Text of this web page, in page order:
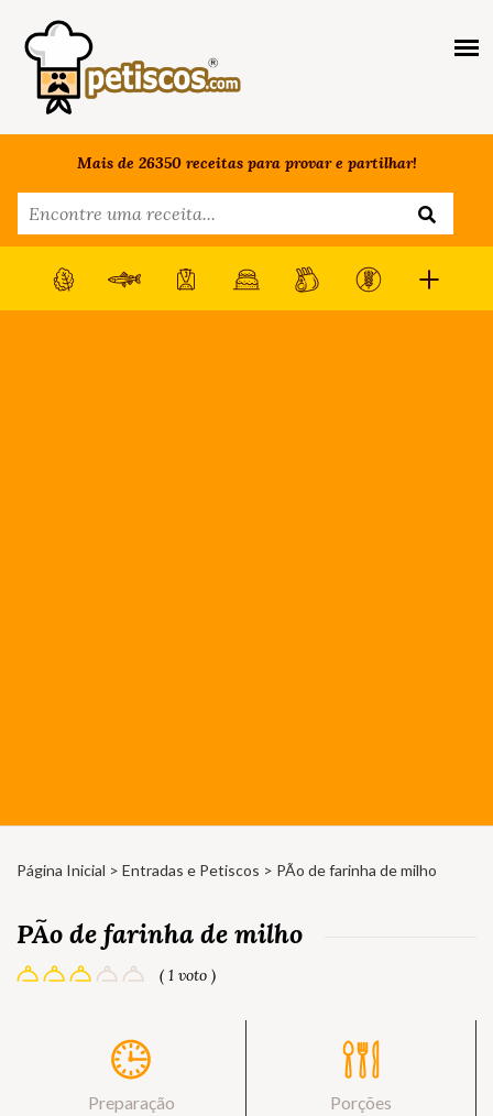
Mais de 26350 receitas para provar e partilhar!
Página Inicial > Entradas e Petiscos > PÃo de farinha de milho
PÃo de farinha de milho
( 1 voto )
Preparação Porções